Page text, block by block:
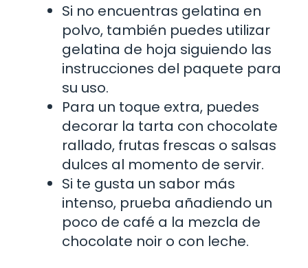
Si no encuentras gelatina en
polvo, también puedes utilizar
gelatina de hoja siguiendo las
instrucciones del paquete para
su uso.
Para un toque extra, puedes
decorar la tarta con chocolate
rallado, frutas frescas o salsas
dulces al momento de servir.
Si te gusta un sabor más
intenso, prueba añadiendo un
poco de café a la mezcla de
chocolate noir o con leche.